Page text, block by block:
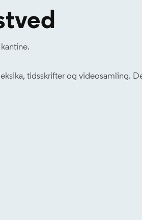
tidsskrifter og videosamling.